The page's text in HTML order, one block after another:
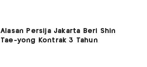
Alasan Persija Jakarta Beri Shin
Tae-yong Kontrak 3 Tahun